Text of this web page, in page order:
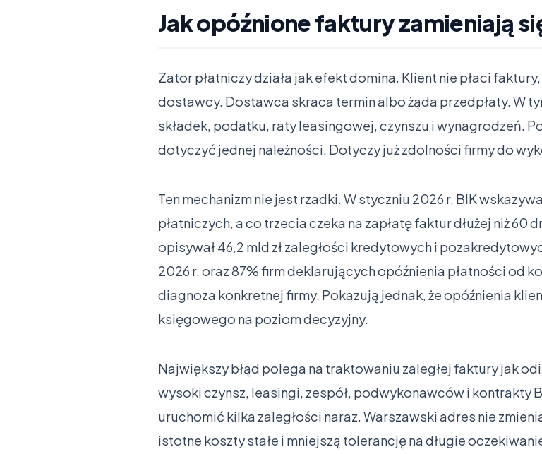
Jak opóźnione faktury zamieniają
Zator płatniczy działa jak efekt domina. Klient nie płaci
dostawcy. Dostawca skraca termin albo żąda przedpłaty. W
składek, podatku, raty leasingowej, czynszu i wynagrodzeń.
dotyczyć jednej należności. Dotyczy już zdolności firmy do
Ten mechanizm nie jest rzadki. W styczniu 2026 r. BIK
płatniczych, a co trzecia czeka na zapłatę faktur dłużej niż 60
opisywał 46,2 mld zł zaległości kredytowych i
2026 r. oraz 87% firm deklarujących opóźnienia płatności od
diagnoza konkretnej firmy. Pokazują jednak, że opóźnienia
księgowego na poziom decyzyjny.
Największy błąd polega na traktowaniu zaległej faktury jak
wysoki czynsz, leasingi, zespół, podwykonawców i kontrakty
uruchomić kilka zaległości naraz. Warszawski adres nie
istotne koszty stałe i mniejszą tolerancję na długie